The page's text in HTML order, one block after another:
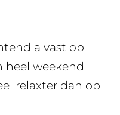
alvast op
heel weekend
relaxter dan op